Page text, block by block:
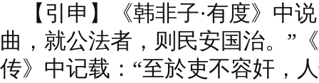
【引申】《韩非子·有度》中
曲，就公法者，则民安国治。”
传》中记载：“至於吏不容奸，